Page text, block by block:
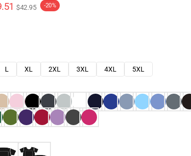
$42.95 -20%
L XL 2XL 3XL 4XL
5XL